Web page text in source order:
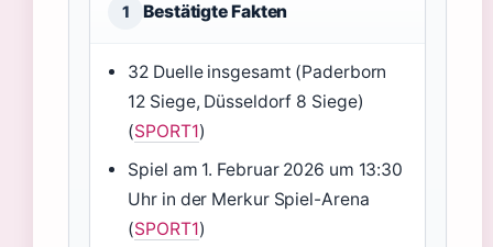
1 Bestätigte Fakten
32 Duelle insgesamt (Paderborn
12 Siege, Düsseldorf 8 Siege)
(SPORT1)
Spiel am 1. Februar 2026 um 13:30
Uhr in der Merkur Spiel-Arena
(SPORT1)